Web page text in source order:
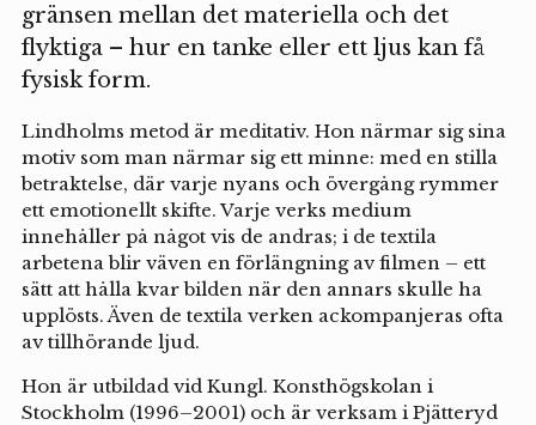
gränsen mellan det materiella och det
flyktiga – hur en tanke eller ett ljus kan få
fysisk form.
Lindholms metod är meditativ. Hon närmar sig sina
motiv som man närmar sig ett minne: med en stilla
betraktelse, där varje nyans och övergång rymmer
ett emotionellt skifte. Varje verks medium
innehåller på något vis de andras; i de textila
arbetena blir väven en förlängning av filmen – ett
sätt att hålla kvar bilden när den annars skulle ha
upplösts. Även de textila verken ackompanjeras ofta
av tillhörande ljud.
Hon är utbildad vid Kungl. Konsthögskolan i
Stockholm (1996–2001) och är verksam i Pjätteryd